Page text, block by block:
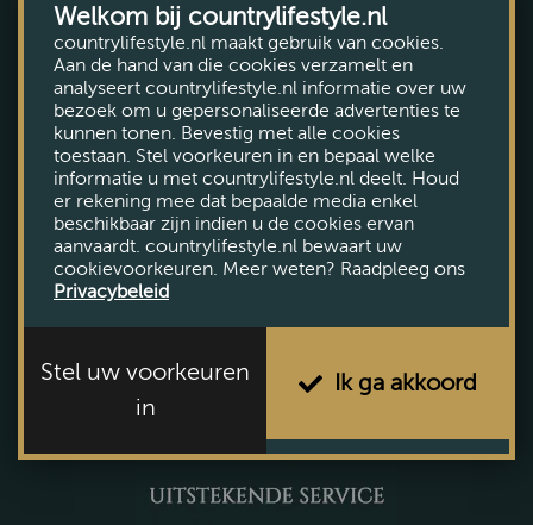
Welkom bij countrylifestyle.nl
countrylifestyle.nl maakt gebruik van cookies.
Aan de hand van die cookies verzamelt en
analyseert countrylifestyle.nl informatie over uw
bezoek om u gepersonaliseerde advertenties te
kunnen tonen. Bevestig met alle cookies
toestaan. Stel voorkeuren in en bepaal welke
informatie u met countrylifestyle.nl deelt. Houd
er rekening mee dat bepaalde media enkel
beschikbaar zijn indien u de cookies ervan
aanvaardt. countrylifestyle.nl bewaart uw
cookievoorkeuren. Meer weten? Raadpleeg ons
Privacybeleid
Stel uw voorkeuren
in
Ik ga akkoord